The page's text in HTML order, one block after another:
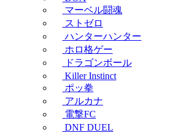
マーベル闘魂
ストゼロ
ハンターハンター
ホロ格ゲー
ドラゴンボール
Killer Instinct
ポッ拳
アルカナ
電撃FC
DNF DUEL